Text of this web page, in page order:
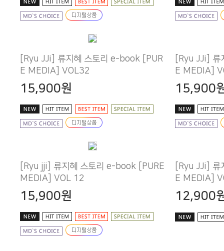
E MEDIA] VOL32
15,900원
E MEDIA]
15,900
MEDIA] VOL 12
15,900원
E MEDIA]
12,900